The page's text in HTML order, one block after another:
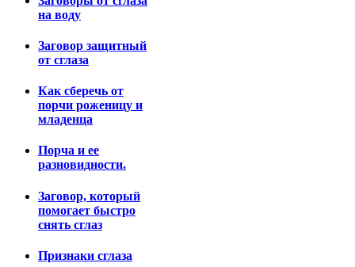
на воду
Заговор защитный
от сглаза
Как сберечь от
порчи роженицу и
младенца
Порча и ее
разновидности.
Заговор, который
помогает быстро
снять сглаз
Признаки сглаза